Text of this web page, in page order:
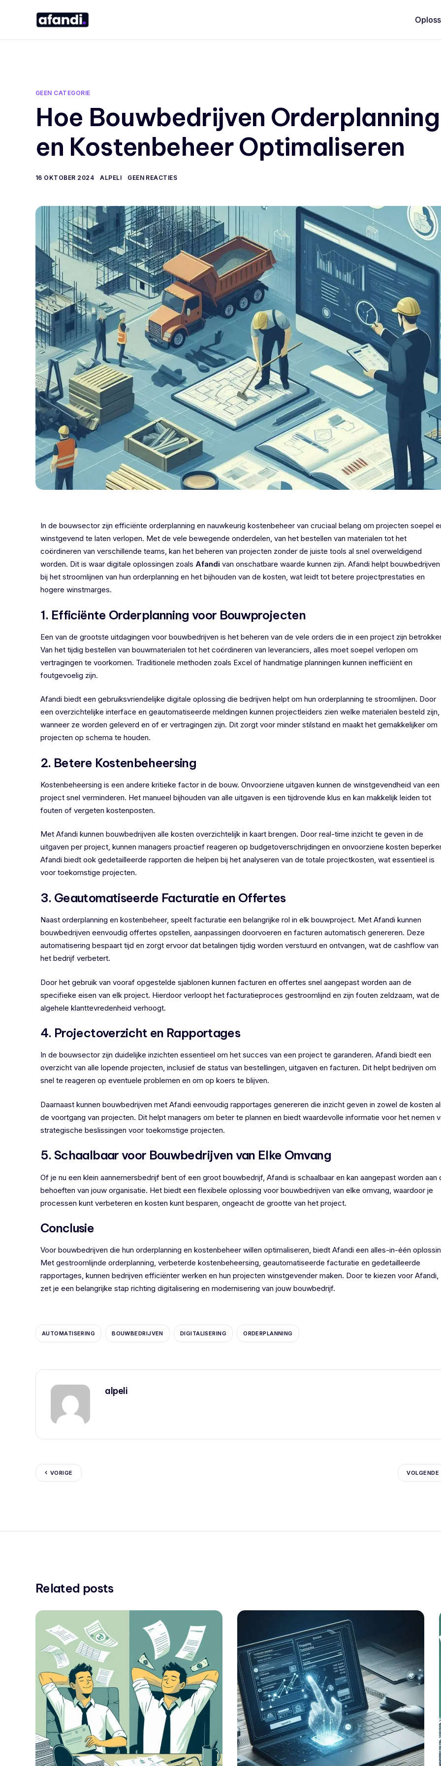
GEEN CATEGORIE
Hoe Bouwbedrijven Orderplanning
en Kostenbeheer Optimaliseren
16 OKTOBER 2024 ALPELI GEEN REACTIES
In de bouwsector zijn efficiënte orderplanning en nauwkeurig kostenbeheer van cruciaal belang om projecten soepel
winstgevend te laten verlopen. Met de vele bewegende onderdelen, van het bestellen van materialen tot het
coördineren van verschillende teams, kan het beheren van projecten zonder de juiste tools al snel overweldigend
worden. Dit is waar digitale oplossingen zoals Afandi van onschatbare waarde kunnen zijn. Afandi helpt bouwbedrijven
bij het stroomlijnen van hun orderplanning en het bijhouden van de kosten, wat leidt tot betere projectprestaties en
hogere winstmarges.
1. Efficiënte Orderplanning voor Bouwprojecten
Een van de grootste uitdagingen voor bouwbedrijven is het beheren van de vele orders die in een project zijn
Van het tijdig bestellen van bouwmaterialen tot het coördineren van leveranciers, alles moet soepel verlopen om
vertragingen te voorkomen. Traditionele methoden zoals Excel of handmatige planningen kunnen inefficiënt en
foutgevoelig zijn.
Afandi biedt een gebruiksvriendelijke digitale oplossing die bedrijven helpt om hun orderplanning te stroomlijnen. Door
een overzichtelijke interface en geautomatiseerde meldingen kunnen projectleiders zien welke materialen besteld zijn,
wanneer ze worden geleverd en of er vertragingen zijn. Dit zorgt voor minder stilstand en maakt het gemakkelijker om
projecten op schema te houden.
2. Betere Kostenbeheersing
Kostenbeheersing is een andere kritieke factor in de bouw. Onvoorziene uitgaven kunnen de winstgevendheid van een
project snel verminderen. Het manueel bijhouden van alle uitgaven is een tijdrovende klus en kan makkelijk leiden tot
fouten of vergeten kostenposten.
Met Afandi kunnen bouwbedrijven alle kosten overzichtelijk in kaart brengen. Door real-time inzicht te geven in de
uitgaven per project, kunnen managers proactief reageren op budgetoverschrijdingen en onvoorziene kosten
Afandi biedt ook gedetailleerde rapporten die helpen bij het analyseren van de totale projectkosten, wat essentieel is
voor toekomstige projecten.
3. Geautomatiseerde Facturatie en Offertes
Naast orderplanning en kostenbeheer, speelt facturatie een belangrijke rol in elk bouwproject. Met Afandi kunnen
bouwbedrijven eenvoudig offertes opstellen, aanpassingen doorvoeren en facturen automatisch genereren. Deze
automatisering bespaart tijd en zorgt ervoor dat betalingen tijdig worden verstuurd en ontvangen, wat de cashflow van
het bedrijf verbetert.
Door het gebruik van vooraf opgestelde sjablonen kunnen facturen en offertes snel aangepast worden aan de
specifieke eisen van elk project. Hierdoor verloopt het facturatieproces gestroomlijnd en zijn fouten zeldzaam, wat de
algehele klanttevredenheid verhoogt.
4. Projectoverzicht en Rapportages
In de bouwsector zijn duidelijke inzichten essentieel om het succes van een project te garanderen. Afandi biedt een
overzicht van alle lopende projecten, inclusief de status van bestellingen, uitgaven en facturen. Dit helpt bedrijven om
snel te reageren op eventuele problemen en om op koers te blijven.
Daarnaast kunnen bouwbedrijven met Afandi eenvoudig rapportages genereren die inzicht geven in zowel de kosten
de voortgang van projecten. Dit helpt managers om beter te plannen en biedt waardevolle informatie voor het nemen
strategische beslissingen voor toekomstige projecten.
5. Schaalbaar voor Bouwbedrijven van Elke Omvang
Of je nu een klein aannemersbedrijf bent of een groot bouwbedrijf, Afandi is schaalbaar en kan aangepast worden aan
behoeften van jouw organisatie. Het biedt een flexibele oplossing voor bouwbedrijven van elke omvang, waardoor je
processen kunt verbeteren en kosten kunt besparen, ongeacht de grootte van het project.
Conclusie
Voor bouwbedrijven die hun orderplanning en kostenbeheer willen optimaliseren, biedt Afandi een alles-in-één
Met gestroomlijnde orderplanning, verbeterde kostenbeheersing, geautomatiseerde facturatie en gedetailleerde
rapportages, kunnen bedrijven efficiënter werken en hun projecten winstgevender maken. Door te kiezen voor Afandi,
zet je een belangrijke stap richting digitalisering en modernisering van jouw bouwbedrijf.
AUTOMATISERING BOUWBEDRIJVEN DIGITALISERING ORDERPLANNING
alpeli
VORIGE VOLGENDE
Related posts